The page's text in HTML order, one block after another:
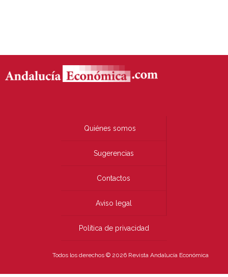
Quiénes somos
Sugerencias
Contactos
Aviso legal
Política de privacidad
Todos los derechos © 2026 Revista Andalucía Económica